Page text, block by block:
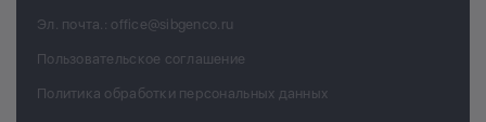
Эл. почта.: office@sibgenco.ru
Пользовательское соглашение
Политика обработки персональных данных